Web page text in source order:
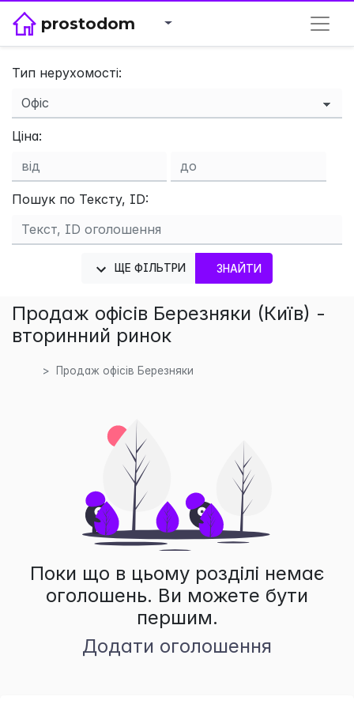
prostodom
Тип нерухомості:
Ціна:
Пошук по Тексту, ID:
ЩЕ ФІЛЬТРИ ЗНАЙТИ
Продаж офісів Березняки (Київ) -
вторинний ринок
Продаж офісів Березняки
Поки що в цьому розділі немає
оголошень. Ви можете бути
першим.
Додати оголошення
×